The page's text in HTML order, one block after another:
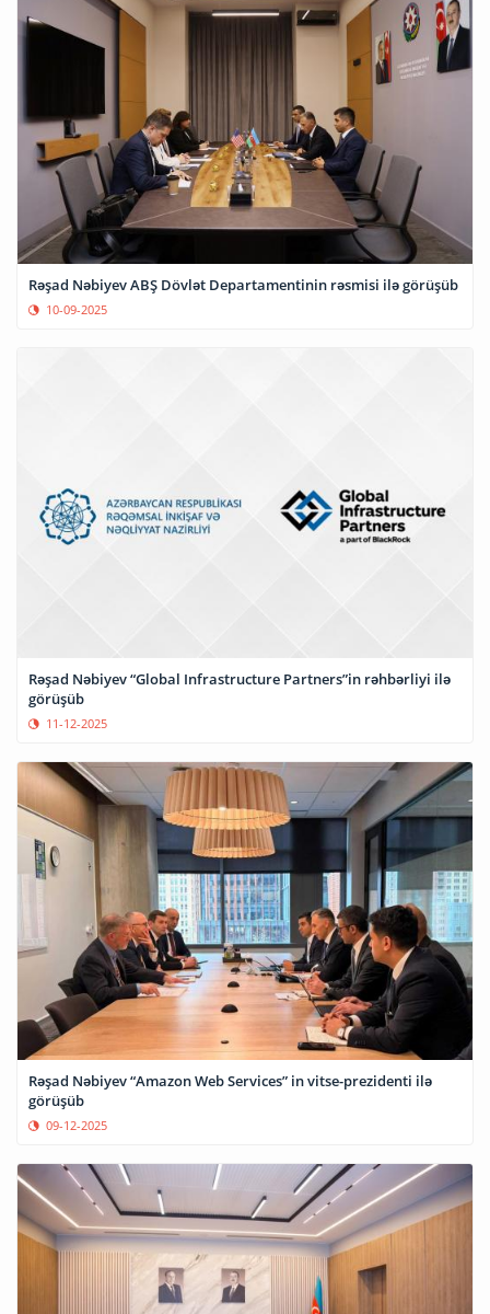
Rəşad Nəbiyev ABŞ Dövlət Departamentinin rəsmisi ilə görüşüb
10-09-2025
Rəşad Nəbiyev “Global Infrastructure Partners”in rəhbərliyi ilə
görüşüb
11-12-2025
Rəşad Nəbiyev “Amazon Web Services” in vitse-prezidenti ilə
görüşüb
09-12-2025